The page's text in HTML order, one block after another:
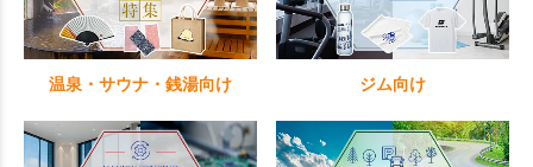
温泉・サウナ・銭湯向け ジム向け